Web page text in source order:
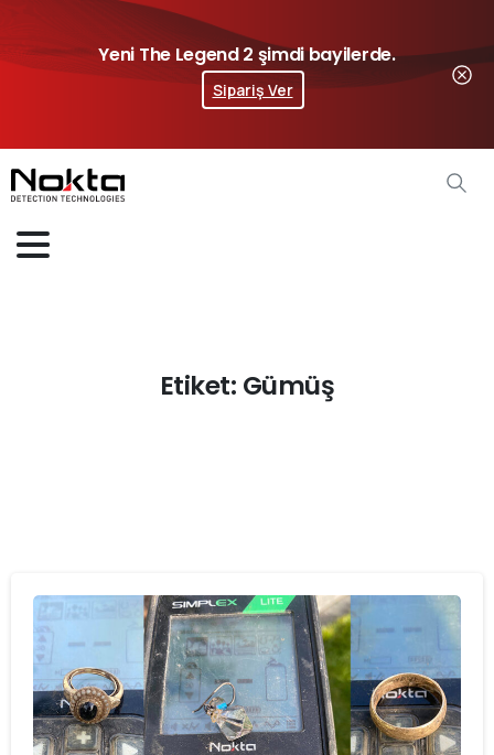
Yeni The Legend 2 şimdi bayilerde.
Sipariş Ver
Etiket: Gümüş